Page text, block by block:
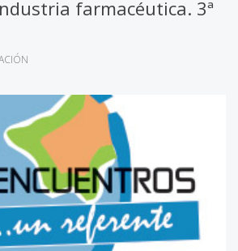
farmacéutica. 3ª